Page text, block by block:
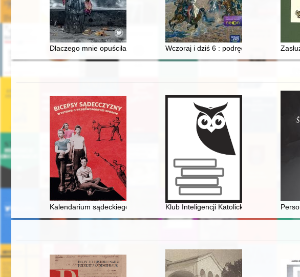
Dlaczego mnie opuściłaś, mamo? Wczoraj i dziś 6 : podręcznik do historii
Kalendarium sądeckiego sportu do roku 1939Klub Inteligencji Katolickiej w